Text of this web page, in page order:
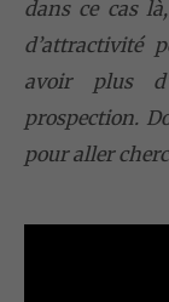
dans ce cas
d’attractivité
avoir plus
prospection.
pour aller